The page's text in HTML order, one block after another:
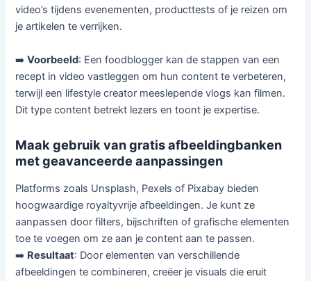
video’s tijdens evenementen, producttests of je reizen om
je artikelen te verrijken.
➡️Voorbeeld: Een foodblogger kan de stappen van een
recept in video vastleggen om hun content te verbeteren,
terwijl een lifestyle creator meeslepende vlogs kan filmen.
Dit type content betrekt lezers en toont je expertise.
Maak gebruik van gratis afbeeldingbanken
met geavanceerde aanpassingen
Platforms zoals Unsplash, Pexels of Pixabay bieden
hoogwaardige royaltyvrije afbeeldingen. Je kunt ze
aanpassen door filters, bijschriften of grafische elementen
toe te voegen om ze aan je content aan te passen.
➡️ Resultaat: Door elementen van verschillende
afbeeldingen te combineren, creëer je visuals die eruit